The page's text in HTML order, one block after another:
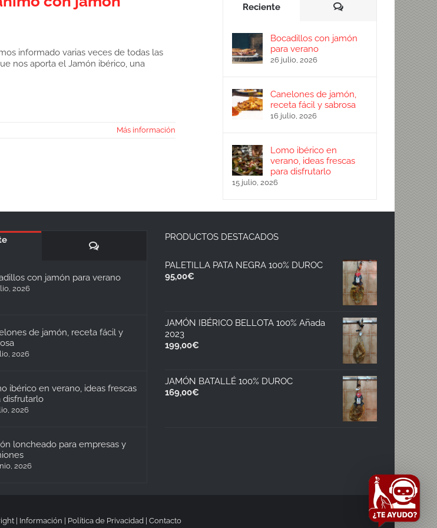
informado varias veces de todas las
nos aporta el Jamón ibérico, una
Más información
Reciente Comentarios
Bocadillos con jamón
para verano
26 julio, 2026
Canelones de jamón,
receta fácil y sabrosa
16 julio, 2026
Lomo ibérico en
verano, ideas frescas
para disfrutarlo
15 julio, 2026
Comentarios
con jamón para verano
2026
de jamón, receta fácil y
2026
ibérico en verano, ideas frescas
disfrutarlo
2026
loncheado para empresas y
2026
PRODUCTOS DESTACADOS
PALETILLA PATA NEGRA 100% DUROC
95,00€
JAMÓN IBÉRICO BELLOTA 100% Añada
2023
199,00€
JAMÓN BATALLÉ 100% DUROC
169,00€
| Información Política de Privacidad| Contacto